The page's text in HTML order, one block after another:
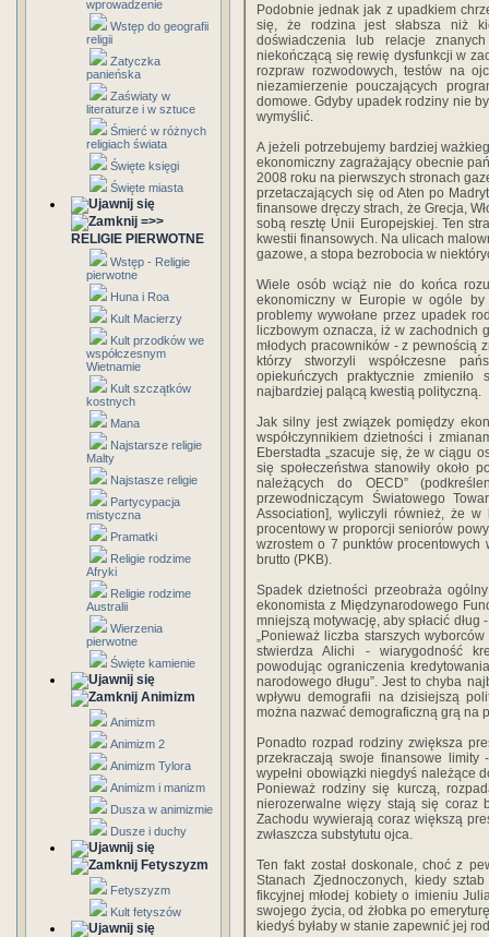
wprowadzenie
Wstęp do geografii
religii
Zatyczka
panieńska
Zaświaty w
literaturze i w sztuce
Śmierć w różnych
religiach świata
Święte księgi
Święte miasta
=>>
RELIGIE PIERWOTNE
Wstęp - Religie
pierwotne
Huna i Roa
Kult Macierzy
Kult przodków we
współczesnym
Wietnamie
Kult szczątków
kostnych
Mana
Najstarsze religie
Malty
Najstasze religie
Partycypacja
mistyczna
Pramatki
Religie rodzime
Afryki
Religie rodzime
Australii
Wierzenia
pierwotne
Święte kamienie
Animizm
Animizm
Animizm 2
Animizm Tylora
Animizm i manizm
Dusza w animizmie
Dusze i duchy
Fetyszyzm
Fetyszyzm
Kult fetyszów
Podobnie jednak jak z upadkiem
się, że rodzina jest słabsza niż
doświadczenia lub relacje
niekończącą się rewię dysfunkcji w
rozpraw rozwodowych, testów na
niezamierzenie pouczających
domowe. Gdyby upadek rodziny nie
wymyślić.
A jeżeli potrzebujemy bardziej
ekonomiczny zagrażający obecnie
2008 roku na pierwszych stronach
przetaczających się od Aten po
finansowe dręczy strach, że Grecja,
sobą resztę Unii Europejskiej. Ten
kwestii finansowych. Na ulicach
gazowe, a stopa bezrobocia w
Wiele osób wciąż nie do końca
ekonomiczny w Europie w ogóle by
problemy wywołane przez upadek
liczbowym oznacza, iż w zachodnich
młodych pracowników - z pewnością
którzy stworzyli współczesne
opiekuńczych praktycznie
najbardziej palącą kwestią polityczną.
Jak silny jest związek pomiędzy
współczynnikiem dzietności i
Eberstadta „szacuje się, że w ciągu
się społeczeństwa stanowiły około
należących do OECD”
przewodniczącym Światowego
Association], wyliczyli również, że
procentowy w proporcji seniorów
wzrostem o 7 punktów
brutto (PKB).
Spadek dzietności przeobraża
ekonomista z Międzynarodowego
mniejszą motywację, aby spłacić
„Ponieważ liczba starszych
stwierdza Alichi - wiarygodność
powodując ograniczenia
narodowego długu”. Jest to chyba
wpływu demografii na dzisiejszą
można nazwać demograficzną grą na
Ponadto rozpad rodziny zwiększa
przekraczają swoje finansowe
wypełni obowiązki niegdyś należące
Ponieważ rodziny się kurczą,
nierozerwalne więzy stają się coraz
Zachodu wywierają coraz większą
zwłaszcza substytutu ojca.
Ten fakt został doskonale, choć z
Stanach Zjednoczonych, kiedy
fikcyjnej młodej kobiety o imieniu
swojego życia, od żłobka po
kiedyś byłaby w stanie zapewnić jej